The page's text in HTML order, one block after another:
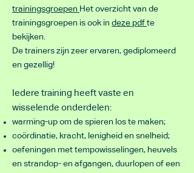
trainingsgroepen Het overzicht van de
trainingsgroepen is ook in deze pdf te
bekijken.
De trainers zijn zeer ervaren, gediplomeerd
en gezellig!
Iedere training heeft vaste en
wisselende onderdelen:
warming-up om de spieren los te maken;
coördinatie, kracht, lenigheid en snelheid;
oefeningen met tempowisselingen, heuvels
en strandop- en afgangen, duurlopen of een